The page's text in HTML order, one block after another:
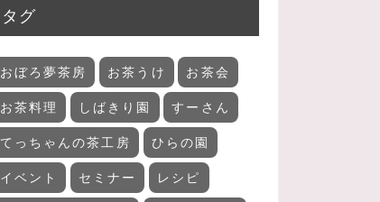
タグ
おぼろ夢茶房 お茶うけ お茶会
お茶料理 しばきり園 すーさん
てっちゃんの茶工房 ひらの園
イベント セミナー レシピ